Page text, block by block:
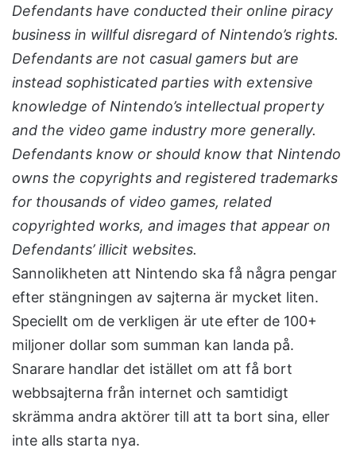
Defendants have conducted their online piracy
business in willful disregard of Nintendo’s rights.
Defendants are not casual gamers but are
instead sophisticated parties with extensive
knowledge of Nintendo’s intellectual property
and the video game industry more generally.
Defendants know or should know that Nintendo
owns the copyrights and registered trademarks
for thousands of video games, related
copyrighted works, and images that appear on
Defendants’ illicit websites.
Sannolikheten att Nintendo ska få några pengar
efter stängningen av sajterna är mycket liten.
Speciellt om de verkligen är ute efter de 100+
miljoner dollar som summan kan landa på.
Snarare handlar det istället om att få bort
webbsajterna från internet och samtidigt
skrämma andra aktörer till att ta bort sina, eller
inte alls starta nya.